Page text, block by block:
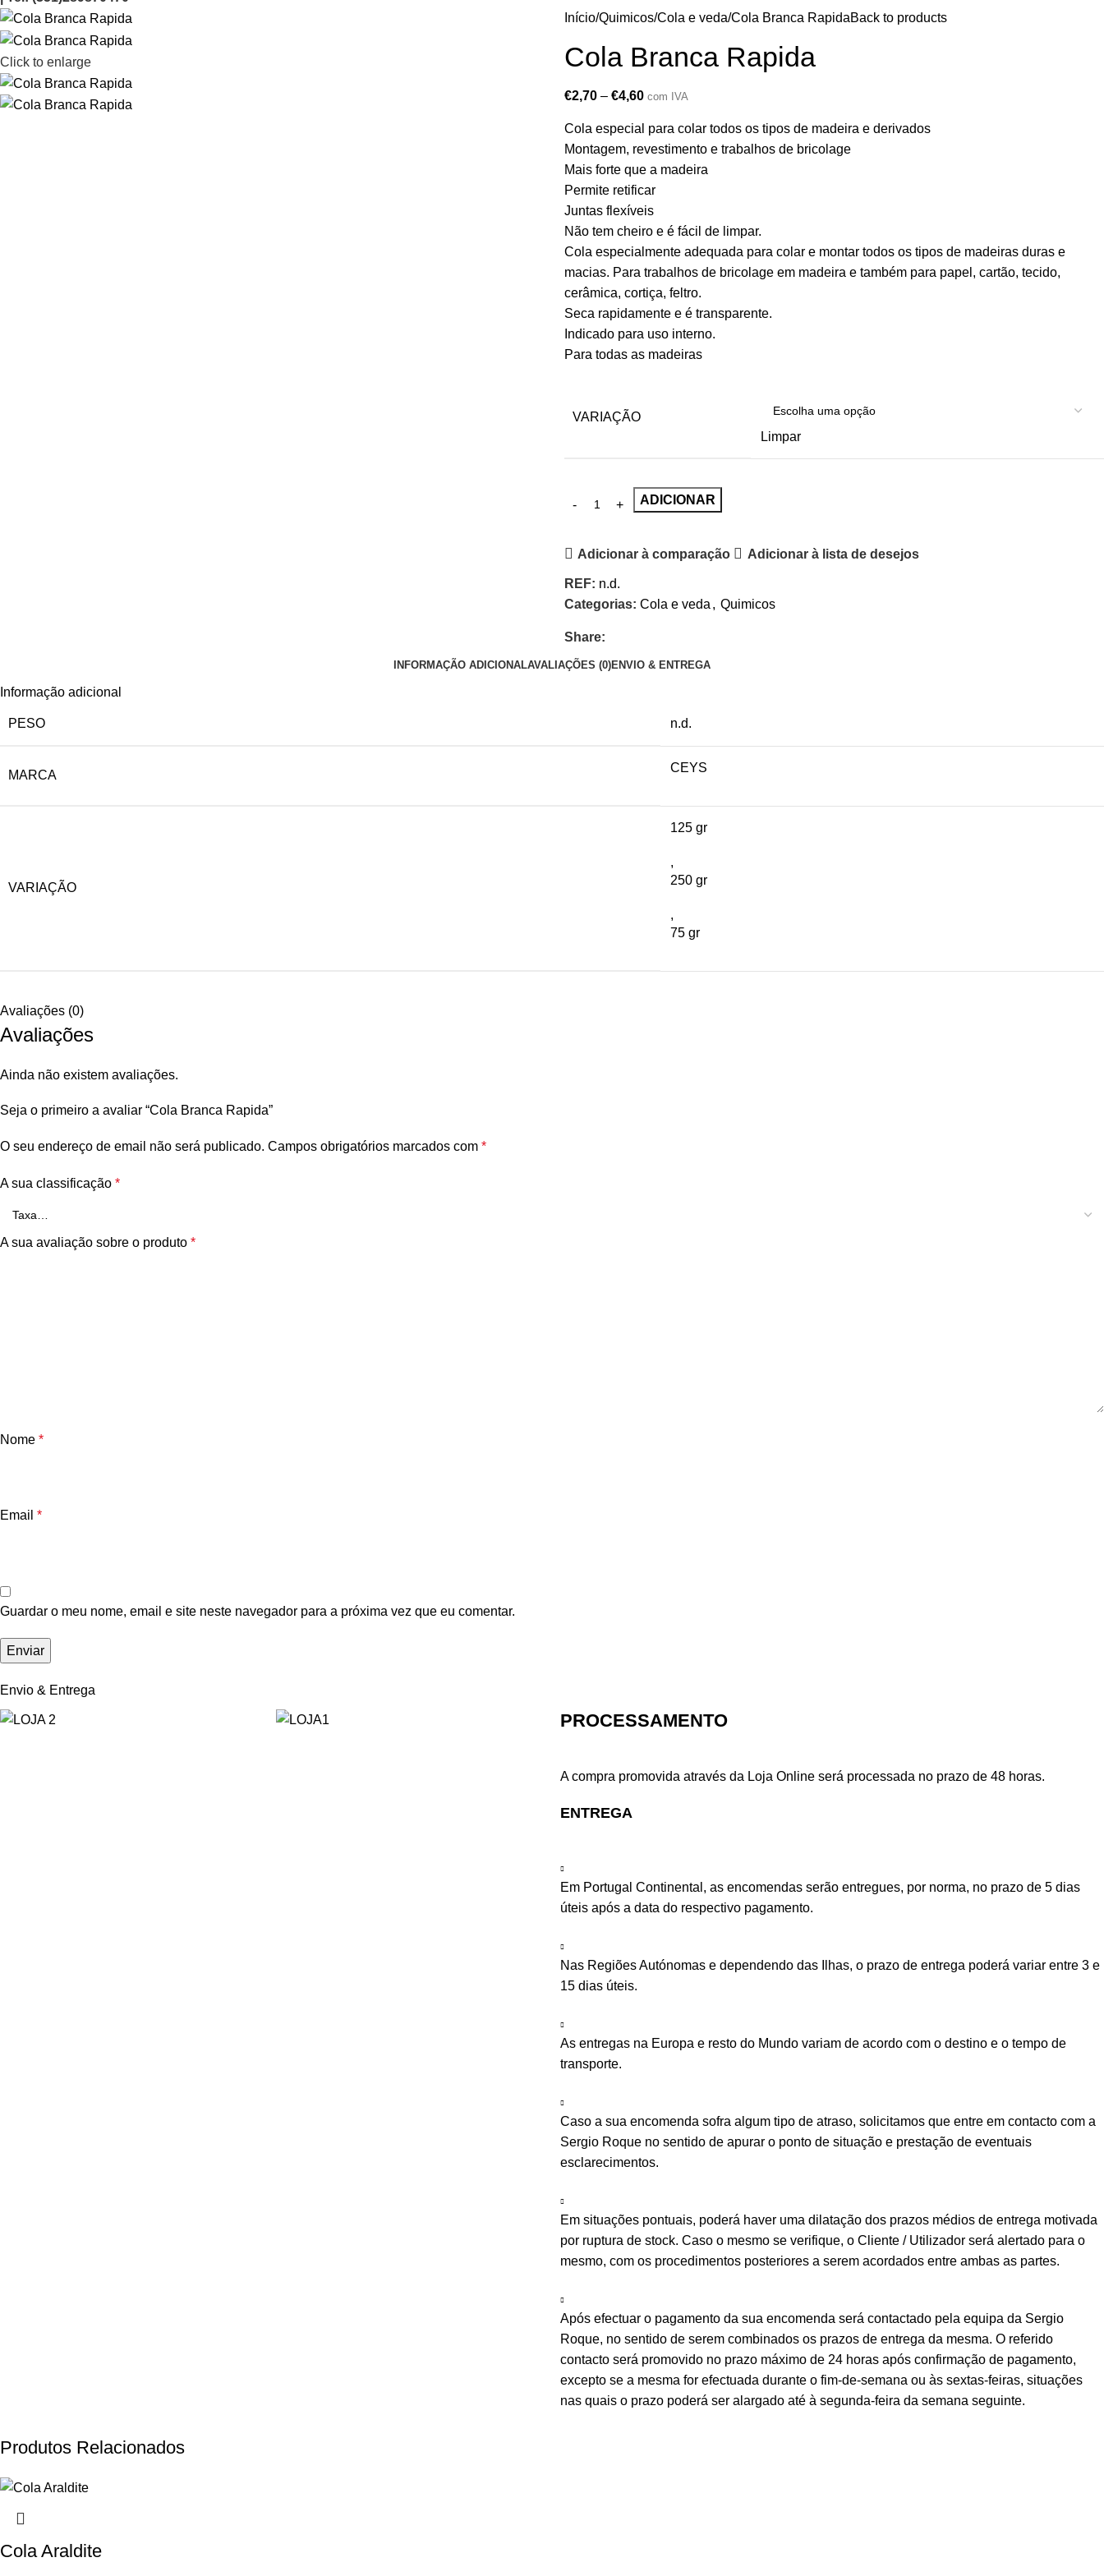
Click to enlarge
Início Quimicos Cola e veda Cola Branca RapidaBack to products
Cola Branca Rapida
€2,70 – €4,60 com IVA
Cola especial para colar todos os tipos de madeira e derivados
Montagem, revestimento e trabalhos de bricolage
Mais forte que a madeira
Permite retificar
Juntas flexíveis
Não tem cheiro e é fácil de limpar.
Cola especialmente adequada para colar e montar todos os tipos de madeiras duras e
macias. Para trabalhos de bricolage em madeira e também para papel, cartão, tecido,
cerâmica, cortiça, feltro.
Seca rapidamente e é transparente.
Indicado para uso interno.
Para todas as madeiras
VARIAÇÃO
Limpar
ADICIONAR
Adicionar à comparação Adicionar à lista de desejos
REF: n.d.
Categorias: Cola e veda , Quimicos
Share:
INFORMAÇÃO ADICIONALAVALIAÇÕES (0)ENVIO & ENTREGA
Informação adicional
PESO n.d.
MARCA
CEYS
VARIAÇÃO
125 gr
,
250 gr
,
75 gr
Avaliações (0)
Avaliações
Ainda não existem avaliações.
Seja o primeiro a avaliar “Cola Branca Rapida”
O seu endereço de email não será publicado. Campos obrigatórios marcados com *
A sua classificação *
A sua avaliação sobre o produto *
Nome *
Email *
Guardar o meu nome, email e site neste navegador para a próxima vez que eu comentar.
Envio & Entrega
PROCESSAMENTO
A compra promovida através da Loja Online será processada no prazo de 48 horas.
ENTREGA
Em Portugal Continental, as encomendas serão entregues, por norma, no prazo de 5 dias
úteis após a data do respectivo pagamento.
Nas Regiões Autónomas e dependendo das Ilhas, o prazo de entrega poderá variar entre 3 e
15 dias úteis.
As entregas na Europa e resto do Mundo variam de acordo com o destino e o tempo de
transporte.
Caso a sua encomenda sofra algum tipo de atraso, solicitamos que entre em contacto com a
Sergio Roque no sentido de apurar o ponto de situação e prestação de eventuais
esclarecimentos.
Em situações pontuais, poderá haver uma dilatação dos prazos médios de entrega motivada
por ruptura de stock. Caso o mesmo se verifique, o Cliente / Utilizador será alertado para o
mesmo, com os procedimentos posteriores a serem acordados entre ambas as partes.
Após efectuar o pagamento da sua encomenda será contactado pela equipa da Sergio
Roque, no sentido de serem combinados os prazos de entrega da mesma. O referido
contacto será promovido no prazo máximo de 24 horas após confirmação de pagamento,
excepto se a mesma for efectuada durante o fim-de-semana ou às sextas-feiras, situações
nas quais o prazo poderá ser alargado até à segunda-feira da semana seguinte.
Produtos Relacionados
Cola Araldite